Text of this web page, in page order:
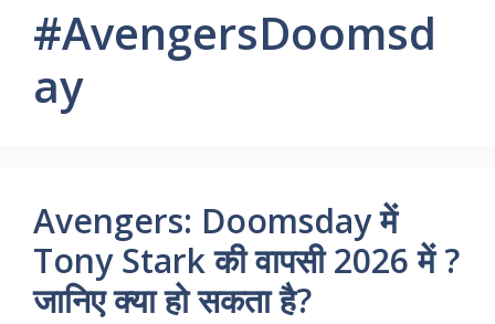
#AvengersDoomsd
ay
Avengers: Doomsday में
Tony Stark की वापसी 2026 में ?
जानिए क्या हो सकता है?